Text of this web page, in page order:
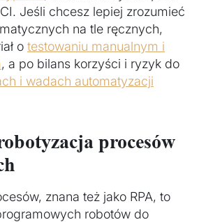
Jeśli chcesz lepiej zrozumieć
na tle ręcznych,
o testowaniu manualnym i
, a po bilans korzyści i ryzyk do
i wadach automatyzacji
procesów
znana też jako RPA, to
robotów do